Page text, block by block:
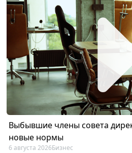
Выбывшие члены совета
новые нормы
6 августа 2026Бизнес